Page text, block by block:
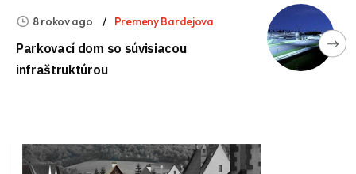
8 rokov ago Premeny Bardejova
Parkovací dom so súvisiacou
infraštruktúrou